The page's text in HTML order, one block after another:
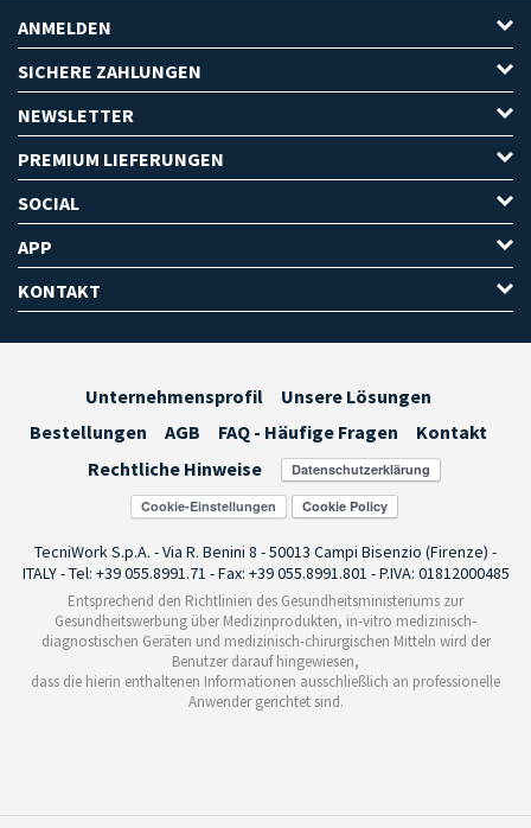
ANMELDEN
SICHERE ZAHLUNGEN
NEWSLETTER
PREMIUM LIEFERUNGEN
SOCIAL
APP
KONTAKT
Unternehmensprofil
Unsere Lösungen
Bestellungen
AGB FAQ - Häufige Fragen
Kontakt
Rechtliche Hinweise
Cookie-Einstellungen
TecniWork S.p.A. - Via R. Benini 8 - 50013 Campi Bisenzio (Firenze) -
ITALY - Tel: +39 055.8991.71 - Fax: +39 055.8991.801 - P.IVA: 01812000485
Entsprechend den Richtlinien des Gesundheitsministeriums zur
Gesundheitswerbung über Medizinprodukten, in-vitro medizinisch-
diagnostischen Geräten und medizinisch-chirurgischen Mitteln wird der
Benutzer darauf hingewiesen,
dass die hierin enthaltenen Informationen ausschließlich an professionelle
Anwender gerichtet sind.